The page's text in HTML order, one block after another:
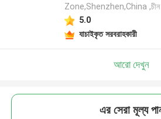
Zone,Shenzhen,China ,চীন
5.0
যাচাইকৃত সরবরাহকারী
আরো দেখুন
এর সেরা মূল্য